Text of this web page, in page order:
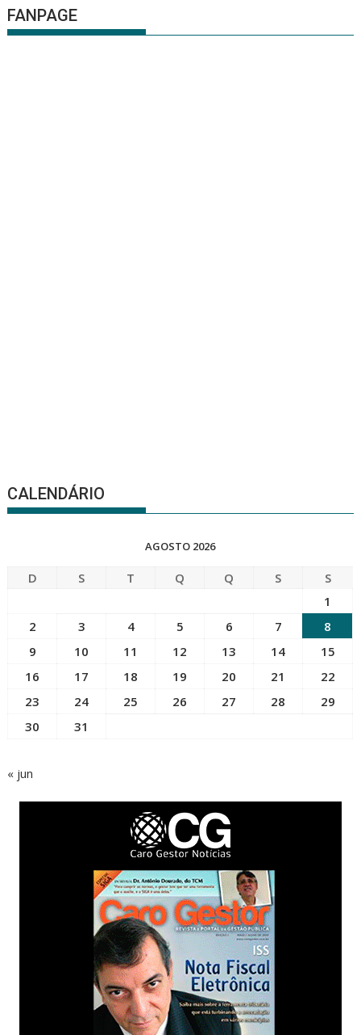
FANPAGE
CALENDÁRIO
AGOSTO 2026
D S T Q Q S
S
1
2
3 4 5 6 7
8
9
10 11 12 13 14
15
16
17 18 19 20 21
22
23
24 25 26 27 28
29
30
31
« jun